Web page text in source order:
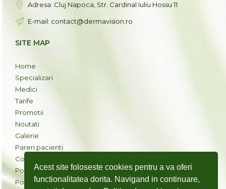
Acest site foloseste cookies pentru a va oferi
functionalitatea dorita. Navigand in continuare,
Adresa: Cluj Napoca, Str. Cardinal Iuliu Hossu 11
E-mail: contact@dermavision.ro
SITE MAP
Home
Specializari
Medici
Tarife
Promotii
Noutati
Galerie
Pareri pacienti
Contact
Politica cookies
Politica de confidentialitate